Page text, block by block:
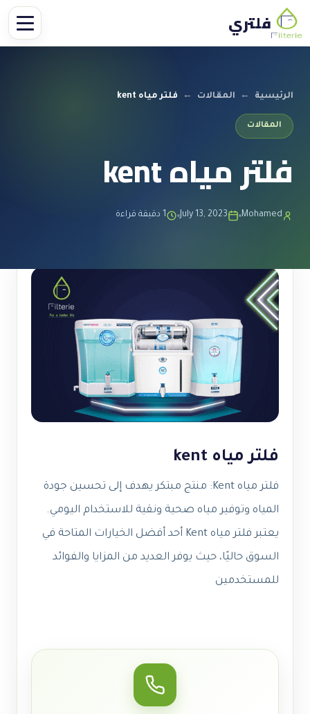
فلتري
الرئيسية ← المقالات ← فلتر مياه kent
المقالات
فلتر مياه kent
Mohamed
July 13, 2023 1 دقيقة قراءة
فلتر مياه kent
فلتر مياه Kent: منتج مبتكر يهدف إلى تحسين جودة
المياه وتوفير مياه صحية ونقية للاستخدام اليومي.
يعتبر فلتر مياه Kent أحد أفضل الخيارات المتاحة في
السوق حاليًا، حيث يوفر العديد من المزايا والفوائد
للمستخدمين